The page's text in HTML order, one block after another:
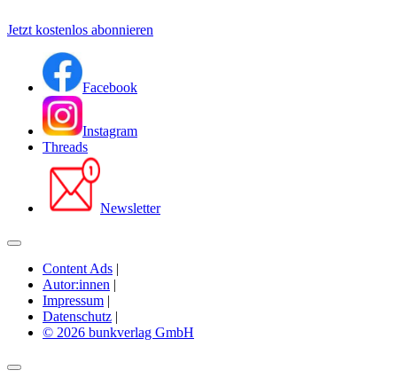
Jetzt kostenlos abonnieren
Facebook
Instagram
Threads
Newsletter
Content Ads |
Autor:innen |
Impressum |
Datenschutz |
© 2026 bunkverlag GmbH